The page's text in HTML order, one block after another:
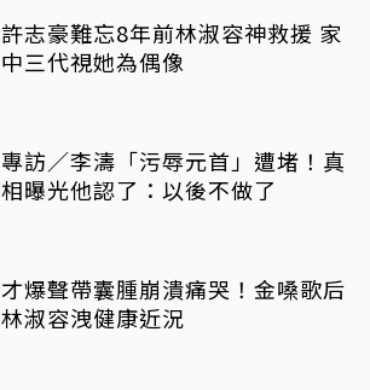
許志豪難忘8年前林淑容神救援 家
中三代視她為偶像
專訪／李濤「污辱元首」遭堵！真
相曝光他認了：以後不做了
才爆聲帶囊腫崩潰痛哭！金嗓歌后
林淑容洩健康近況